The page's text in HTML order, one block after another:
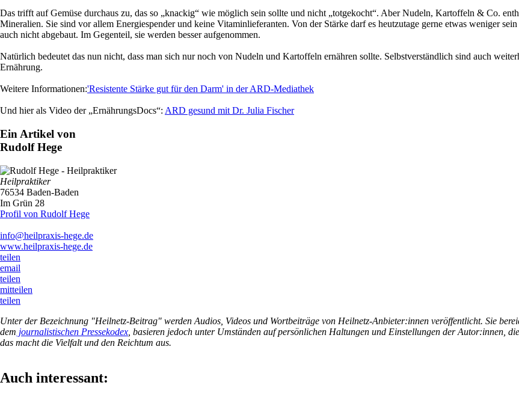
Das trifft auf Gemüse durchaus zu, das so „knackig“ wie möglich sein sollte und nicht „totgekocht“. Aber Nudeln, Kartoffeln & Co.
Mineralien. Sie sind vor allem Energiespender und keine Vitaminlieferanten. Von der Stärke darf es heutzutage gerne etwas weniger
auch nicht abgebaut. Im Gegenteil, sie werden besser aufgenommen.
Natürlich bedeutet das nun nicht, dass man sich nur noch von Nudeln und Kartoffeln ernähren sollte. Selbstverständlich sind auch
Ernährung.
Weitere Informationen:'Resistente Stärke gut für den Darm' in der ARD-Mediathek
Und hier als Video der „ErnährungsDocs“: ARD gesund mit Dr. Julia Fischer
Ein Artikel von
Rudolf Hege
Heilpraktiker
76534 Baden-Baden
Im Grün 28
Profil von Rudolf Hege
info@heilpraxis-hege.de
www.heilpraxis-hege.de
teilen
email
teilen
mitteilen
teilen
Unter der Bezeichnung "Heilnetz-Beitrag" werden Audios, Videos und Wortbeiträge von Heilnetz-Anbieter:innen veröffentlicht. Sie
dem journalistischen Pressekodex , basieren jedoch unter Umständen auf persönlichen Haltungen und Einstellungen der Autor:innen,
das macht die Vielfalt und den Reichtum aus.
Auch interessant: